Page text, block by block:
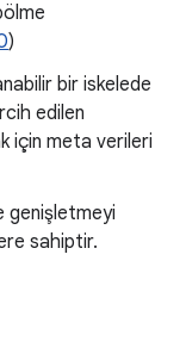
)
bir iskelede
edilen
için meta verileri
genişletmeyi
sahiptir.